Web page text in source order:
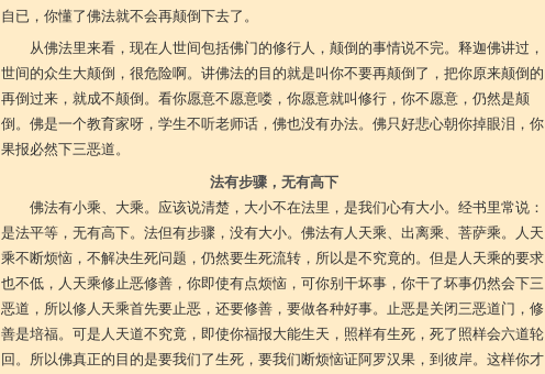
自已，你懂了佛法就不会再颠倒下去了。
从佛法里来看，现在人世间包括佛门的修行人，颠倒的事情说不完。释迦佛讲过，
世间的众生大颠倒，很危险啊。讲佛法的目的就是叫你不要再颠倒了，把你原来颠倒的
再倒过来，就成不颠倒。看你愿意不愿意喽，你愿意就叫修行，你不愿意，仍然是颠
倒。佛是一个教育家呀，学生不听老师话，佛也没有办法。佛只好悲心朝你掉眼泪，你
果报必然下三恶道。
法有步骤，无有高下
佛法有小乘、大乘。应该说清楚，大小不在法里，是我们心有大小。经书里常说：
是法平等，无有高下。法但有步骤，没有大小。佛法有人天乘、出离乘、菩萨乘。人天
乘不断烦恼，不解决生死问题，仍然要生死流转，所以是不究竟的。但是人天乘的要求
也不低，人天乘修止恶修善，你即使有点烦恼，可你别干坏事，你干了坏事仍然会下三
恶道，所以修人天乘首先要止恶，还要修善，要做各种好事。止恶是关闭三恶道门，修
善是培福。可是人天道不究竟，即使你福报大能生天，照样有生死，死了照样会六道轮
回。所以佛真正的目的是要我们了生死，要我们断烦恼证阿罗汉果，到彼岸。这样你才